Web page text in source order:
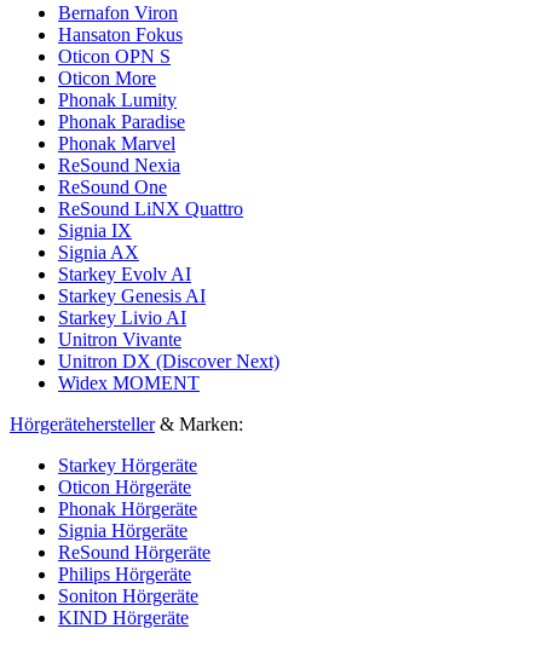
Bernafon Viron
Hansaton Fokus
Oticon OPN S
Oticon More
Phonak Lumity
Phonak Paradise
Phonak Marvel
ReSound Nexia
ReSound One
ReSound LiNX Quattro
Signia IX
Signia AX
Starkey Evolv AI
Starkey Genesis AI
Starkey Livio AI
Unitron Vivante
Unitron DX (Discover Next)
Widex MOMENT
Hörgerätehersteller& Marken:
Starkey Hörgeräte
Oticon Hörgeräte
Phonak Hörgeräte
Signia Hörgeräte
ReSound Hörgeräte
Philips Hörgeräte
Soniton Hörgeräte
KIND Hörgeräte